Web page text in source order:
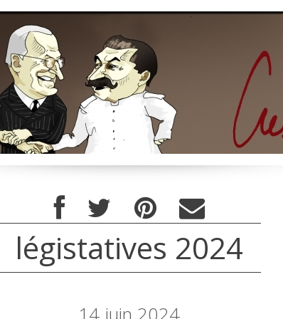
légistatives 2024
14 juin 2024